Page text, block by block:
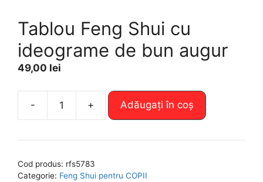
Tablou Feng Shui cu
ideograme de bun augur
49,00 lei
-
Cantitate
Feng
cu
+ Adăugați în coș
e
n
Cod produs: rfs5783
Categorie: Feng Shui pentru COPII